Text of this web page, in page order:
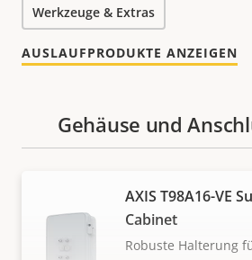
Werkzeuge & Extras
AUSLAUFPRODUKTE ANZEIGEN
Gehäuse und
AXIS T98A16-VE
Cabinet
Robuste Halterung